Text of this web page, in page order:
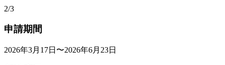
2/3
申請期間
2026年3月17日〜2026年6月23日